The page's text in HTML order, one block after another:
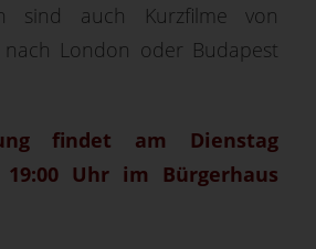
sind auch Kurzfilme von
nach London oder Budapest
findet am Dienstag
19:00 Uhr im Bürgerhaus